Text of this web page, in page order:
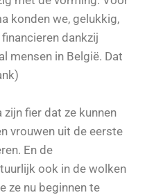
konden we, gelukkig,
dankzij
mensen in België. Dat
fier dat ze kunnen
vrouwen uit de eerste
En de
ook in de wolken
ze nu beginnen te